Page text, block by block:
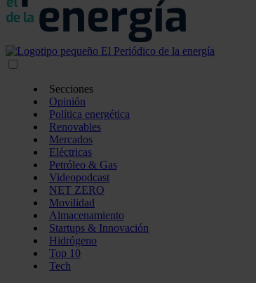
Secciones
Opinión
Política energética
Renovables
Mercados
Eléctricas
Petróleo & Gas
Videopodcast
NET ZERO
Movilidad
Almacenamiento
Startups & Innovación
Hidrógeno
Top 10
Tech